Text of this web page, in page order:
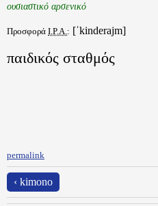
ουσιαστικό αρσενικό
Προσφορά I.P.A.: [ˈkinderajm]
παιδικός σταθμός
permalink
‹ kimono